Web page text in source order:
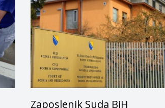
Zaposlenik Suda BiH